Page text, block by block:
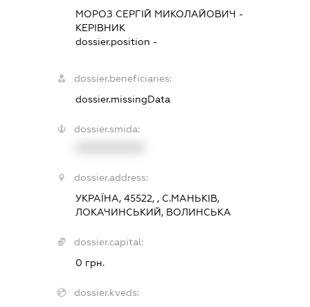
МОРОЗ СЕРГІЙ МИКОЛАЙОВИЧ -
КЕРІВНИК
dossier.position -
dossier.beneficiaries:
dossier.missingData
dossier.smida:
dossier.address:
УКРАЇНА, 45522, , С.МАНЬКІВ,
ЛОКАЧИНСЬКИЙ, ВОЛИНСЬКА
dossier.capital:
0 грн.
dossier.kveds: